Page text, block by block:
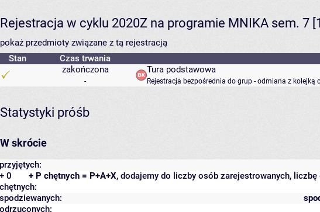
Rejestracja w cyklu 2020Z na programie MNIKA sem. 7
pokaż przedmioty związane z tą rejestracją
Stan
Czas trwania
zakończona
-
Tura podstawowa
Rejestracja bezpośrednia do grup - odmiana z kolejką
Statystyki próśb
W skrócie
przyjętych:
+ P chętnych = P+A+X, dodajemy do liczby osób zarejestrowanych,
+ 0
chętnych:
spodziewanych:
odrzuconych: